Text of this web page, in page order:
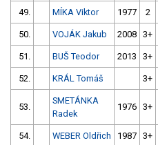
49. MÍKA Viktor 1977 2
50. VOJÁK Jakub 2008 3+
51. BUŠ Teodor 2013 3+
52. KRÁL Tomáš 3+
53.
SMETÁNKA
Radek
1976 3+
54. WEBER Oldřich 1987 3+